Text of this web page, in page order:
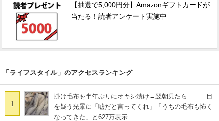
【抽選で5,000円分】Amazonギフトカードが
当たる！読者アンケート実施中
「ライフスタイル」のアクセスランキング
1
掛け毛布を半年ぶりにオキシ漬け→翌朝見たら…… 目
を疑う光景に「嘘だと言ってくれ」「うちの毛布も怖く
なってきた」と627万表示